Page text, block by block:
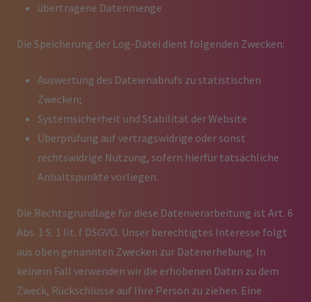
übertragene Datenmenge
Die Speicherung der Log-Datei dient folgenden Zwecken:
Auswertung des Dateienabrufs zu statistischen
Zwecken;
Systemsicherheit und Stabilität der Website
Überprüfung auf vertragswidrige oder sonst
rechtswidrige Nutzung, sofern hierfür tatsächliche
Anhaltspunkte vorliegen.
Die Rechtsgrundlage für diese Datenverarbeitung ist Art. 6
Abs. 1 S. 1 lit. f DSGVO. Unser berechtigtes Interesse folgt
aus oben genannten Zwecken zur Datenerhebung. In
keinem Fall verwenden wir die erhobenen Daten zu dem
Zweck, Rückschlüsse auf Ihre Person zu ziehen. Eine